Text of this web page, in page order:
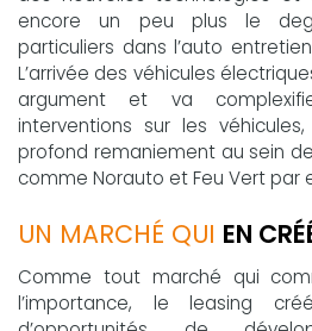
encore un peu plus le
particuliers dans l’auto
L’arrivée des véhicules
argument et va
interventions sur les
profond remaniement au sein
comme Norauto et Feu Vert par
UN MARCHÉ QUI EN
Comme tout marché qui
l’importance, le leasing